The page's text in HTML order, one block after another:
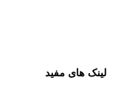
لینک های مفید